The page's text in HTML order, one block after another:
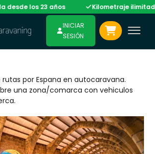
los 23 años Kilometraje
INICIAR
SESIÓN
rutas por Espana en autocaravana.
una zona/comarca con vehiculos